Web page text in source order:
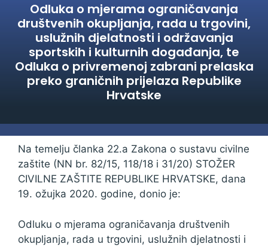
Odluka o mjerama ograničavanja
društvenih okupljanja, rada u trgovini,
uslužnih djelatnosti i održavanja
sportskih i kulturnih događanja, te
Odluka o privremenoj zabrani prelaska
preko graničnih prijelaza Republike
Hrvatske
Na temelju članka 22.a Zakona o sustavu civilne
zaštite (NN br. 82/15, 118/18 i 31/20) STOŽER
CIVILNE ZAŠTITE REPUBLIKE HRVATSKE, dana
19. ožujka 2020. godine, donio je:
Odluku o mjerama ograničavanja društvenih
okupljanja, rada u trgovini, uslužnih djelatnosti i